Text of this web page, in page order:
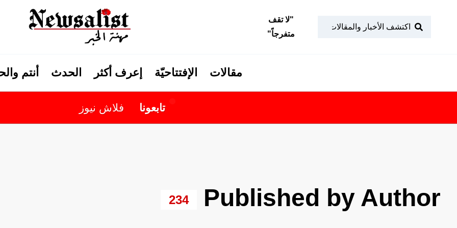
"لا تقف
متفرجاً"
مقالات الإفتتاحيّة إعرف أكثر الحدث أنتم
فلاش نيوز
Published by Author
234